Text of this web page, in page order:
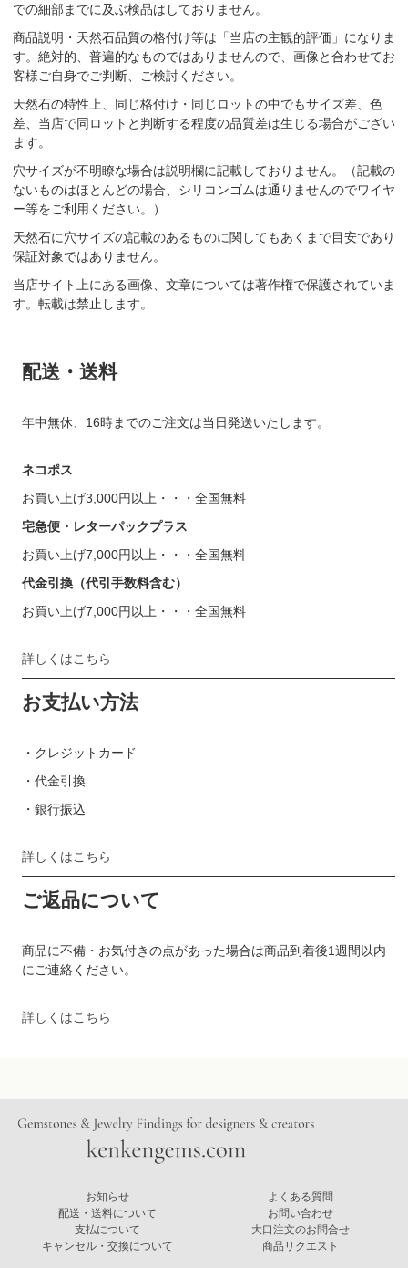
での細部までに及ぶ検品はしておりません。
商品説明・天然石品質の格付け等は「当店の主観的評価」になりま
す。絶対的、普遍的なものではありませんので、画像と合わせてお
客様ご自身でご判断、ご検討ください。
天然石の特性上、同じ格付け・同じロットの中でもサイズ差、色
差、当店で同ロットと判断する程度の品質差は生じる場合がござい
ます。
穴サイズが不明瞭な場合は説明欄に記載しておりません。（記載の
ないものはほとんどの場合、シリコンゴムは通りませんのでワイヤ
ー等をご利用ください。）
天然石に穴サイズの記載のあるものに関してもあくまで目安であり
保証対象ではありません。
当店サイト上にある画像、文章については著作権で保護されていま
す。転載は禁止します。
配送・送料
年中無休、16時までのご注文は当日発送いたします。
ネコポス
お買い上げ3,000円以上・・・全国無料
宅急便・レターパックプラス
お買い上げ7,000円以上・・・全国無料
代金引換（代引手数料含む）
お買い上げ7,000円以上・・・全国無料
詳しくはこちら
お支払い方法
・クレジットカード
・代金引換
・銀行振込
詳しくはこちら
ご返品について
商品に不備・お気付きの点があった場合は商品到着後1週間以内
にご連絡ください。
詳しくはこちら
お知らせ
配送・送料について
支払について
キャンセル・交換について
よくある質問
お問い合わせ
大口注文のお問合せ
商品リクエスト